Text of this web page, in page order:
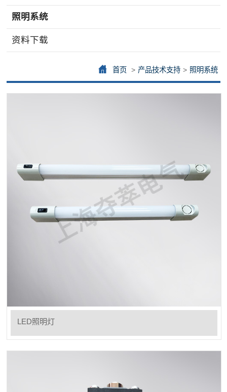
照明系统
资料下载
首页 > 产品技术支持 > 照明系统
LED照明灯